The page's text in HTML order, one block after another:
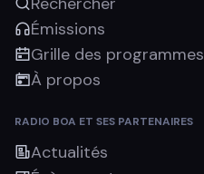
Émissions
Grille des programmes
À propos
RADIO BOA ET SES PARTENAIRES
Actualités